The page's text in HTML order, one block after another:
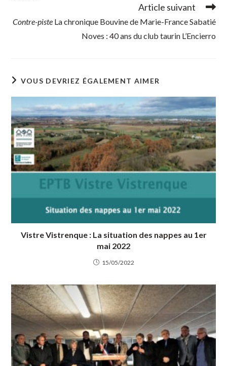
Article suivant
Contre-pisteLa chronique Bouvine de Marie-France Sabatié
Noves : 40 ans du club taurin L’Encierro
VOUS DEVRIEZ ÉGALEMENT AIMER
Vistre Vistrenque : La situation des nappes au 1er
mai 2022
15/05/2022